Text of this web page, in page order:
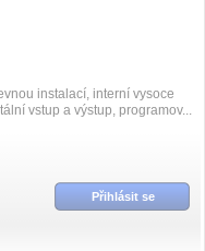
instalací, interní vysoce
vstup a výstup, programov...
Přihlásit se